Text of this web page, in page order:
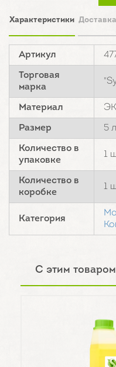
Характеристики
Артикул
Торговая
марка
Материал
Размер 5 л
Количество в
упаковке
1
Количество в
коробке
1
Категория
С этим